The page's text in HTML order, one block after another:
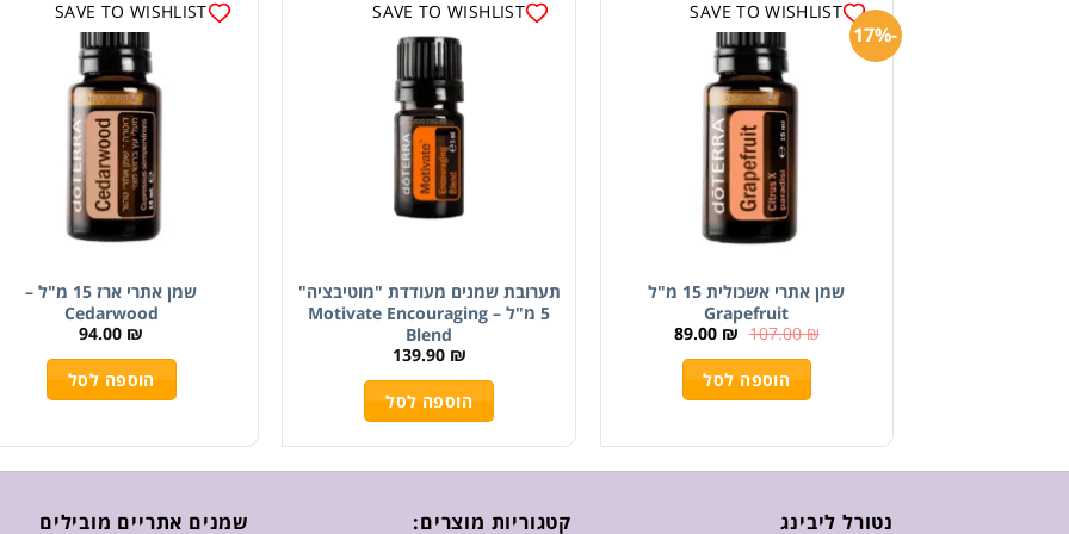
SAVE TO WISHLIST
-17%
שמן אתרי אשכולית 15 מ"ל
Grapefruit
107.00₪
89.00 ₪
הוספה לסל
SAVE TO WISHLIST
תערובת שמנים מעודדת "מוטיבציה"
5 מ"ל – Motivate Encouraging
Blend
139.90 ₪
הוספה לסל
SAVE TO WISHLIST
שמן אתרי ארז 15 מ"ל –
Cedarwood
94.00 ₪
הוספה לסל
נטורל ליבינג קטגוריות מוצרים: שמנים אתריים מובילים